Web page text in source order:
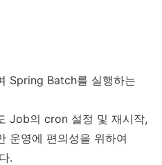
Spring Batch를 실행하는
Job의 cron 설정 및 재시작,
운영에 편의성을 위하여
.